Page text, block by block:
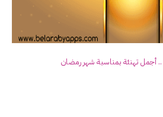
.. أجمل تهنئة بمناسبة شهر رمضان